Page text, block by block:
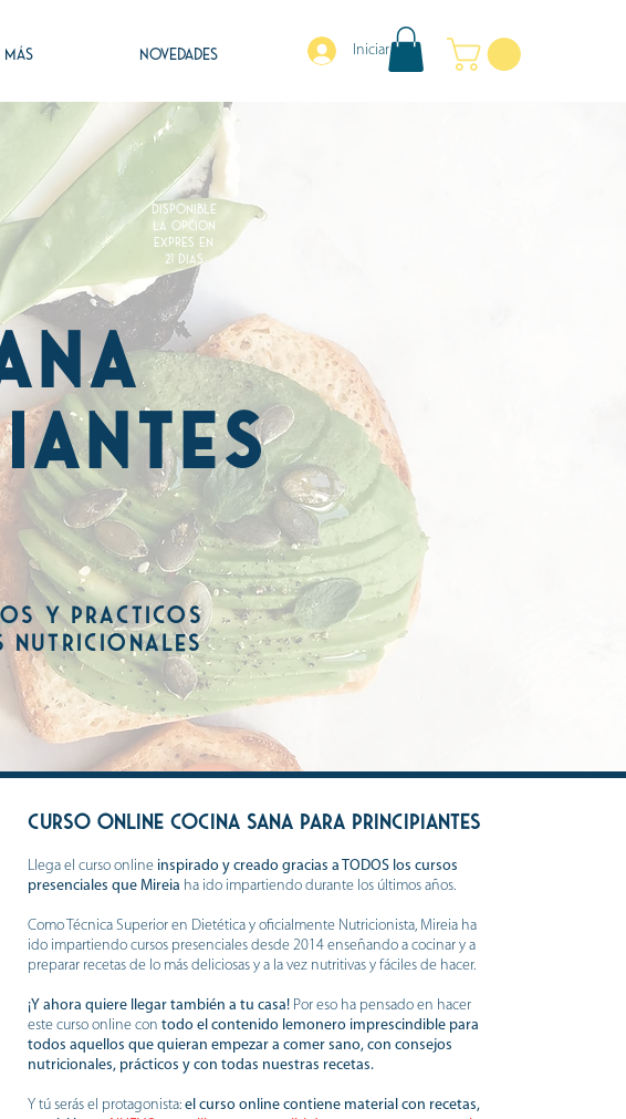
MÁS NOVEDADES Iniciar sesión
DISPONIBLE
LA OPCION
EXPRES EN
21 DIAS
y prActicos
nutricionales
curso online cocina sana para principIantes
Llega el curso onlineinspirado y creado gracias a TODOS los cursos
presenciales que Mireia ha ido impartiendo durante los últimos años.
Como Técnica Superior en Dietética y oficialmente Nutricionista, Mireia ha
ido impartiendo cursos presenciales desde 2014 enseñando a cocinar y a
preparar recetas de lo más deliciosas y a la vez nutritivas y fáciles de hacer.
¡Y ahora quiere llegar también a tu casa! Por eso ha pensado en hacer
este curso online con todo el contenido lemonero imprescindible para
todos aquellos que quieran empezar a comer sano, con consejos
nutricionales, prácticos y con todas nuestras recetas.
Y tú serás el protagonista: el curso online contiene material con recetas,